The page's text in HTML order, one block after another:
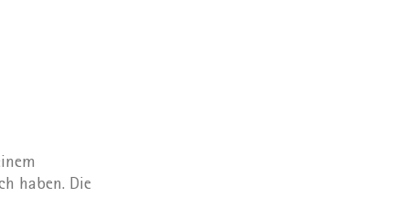
haben. Die